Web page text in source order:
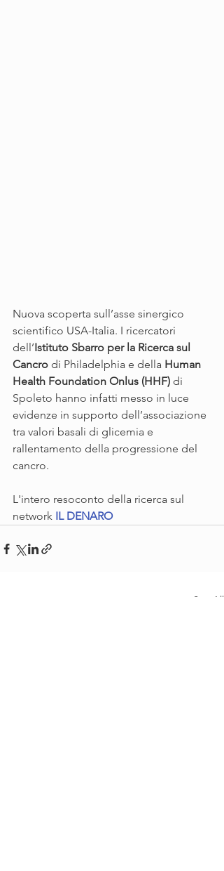
Nuova scoperta sull’asse sinergico
scientifico USA-Italia. I ricercatori
dell’Istituto Sbarro per la Ricerca sul
Cancro di Philadelphia e della Human
Health Foundation Onlus (HHF) di
Spoleto hanno infatti messo in luce
evidenze in supporto dell’associazione
tra valori basali di glicemia e
rallentamento della progressione del
cancro.
L'intero resoconto della ricerca sul
network IL DENARO
See All